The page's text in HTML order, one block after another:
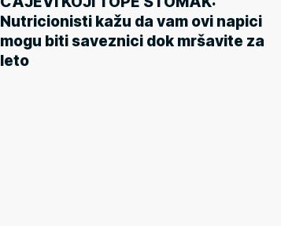
Nutricionisti kažu da vam ovi napici
mogu biti saveznici dok mršavite za
leto